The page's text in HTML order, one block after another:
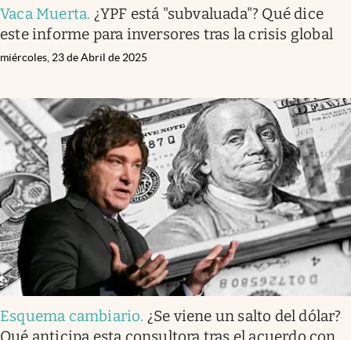
Vaca Muerta. ¿YPF está "subvaluada"? Qué dice
este informe para inversores tras la crisis global
miércoles, 23 de Abril de 2025
Esquema cambiario. ¿Se viene un salto del dólar?